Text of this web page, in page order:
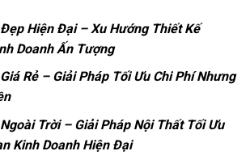
Hiện Đại – Xu Hướng Thiết Kế
Doanh Ấn Tượng
Rẻ – Giải Pháp Tối Ưu Chi Phí Nhưng
Trời – Giải Pháp Nội Thất Tối Ưu
Kinh Doanh Hiện Đại